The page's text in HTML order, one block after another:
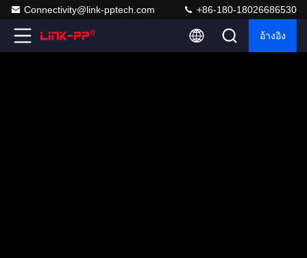
Connectivity@link-pptech.com +86-180-18026686530
อ้างอิง